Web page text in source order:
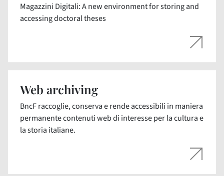
Magazzini Digitali: A new environment for storing and
accessing doctoral theses
Web archiving
BncF raccoglie, conserva e rende accessibili in maniera
permanente contenuti web di interesse per la cultura e
la storia italiane.